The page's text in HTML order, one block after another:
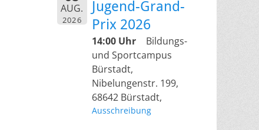
AUG.
2026
Jugend-Grand-
Prix 2026
14:00 Uhr
Bildungs-
und Sportcampus
Bürstadt,
Nibelungenstr. 199,
68642 Bürstadt,
Ausschreibung